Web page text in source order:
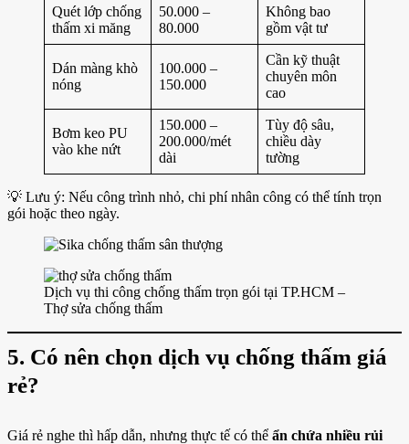
Quét lớp chống
thấm xi măng
50.000 –
80.000
Không bao
gồm vật tư
Dán màng khò
nóng
100.000 –
150.000
Cần kỹ thuật
chuyên môn
cao
Bơm keo PU
vào khe nứt
150.000 –
200.000/mét
dài
Tùy độ sâu,
chiều dày
tường
💡 Lưu ý: Nếu công trình nhỏ, chi phí nhân công có thể tính trọn
gói hoặc theo ngày.
Dịch vụ thi công chống thấm trọn gói tại TP.HCM –
Thợ sửa chống thấm
5. Có nên chọn dịch vụ chống thấm giá
rẻ?
Giá rẻ nghe thì hấp dẫn, nhưng thực tế có thể ẩn chứa nhiều rủi